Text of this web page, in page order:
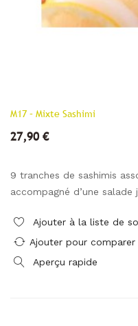
M17 – Mixte Sashimi
27,90 €
9 tranches de sashimis
accompagné d’une
Ajouter à la liste de
Ajouter pour comparer
Aperçu rapide